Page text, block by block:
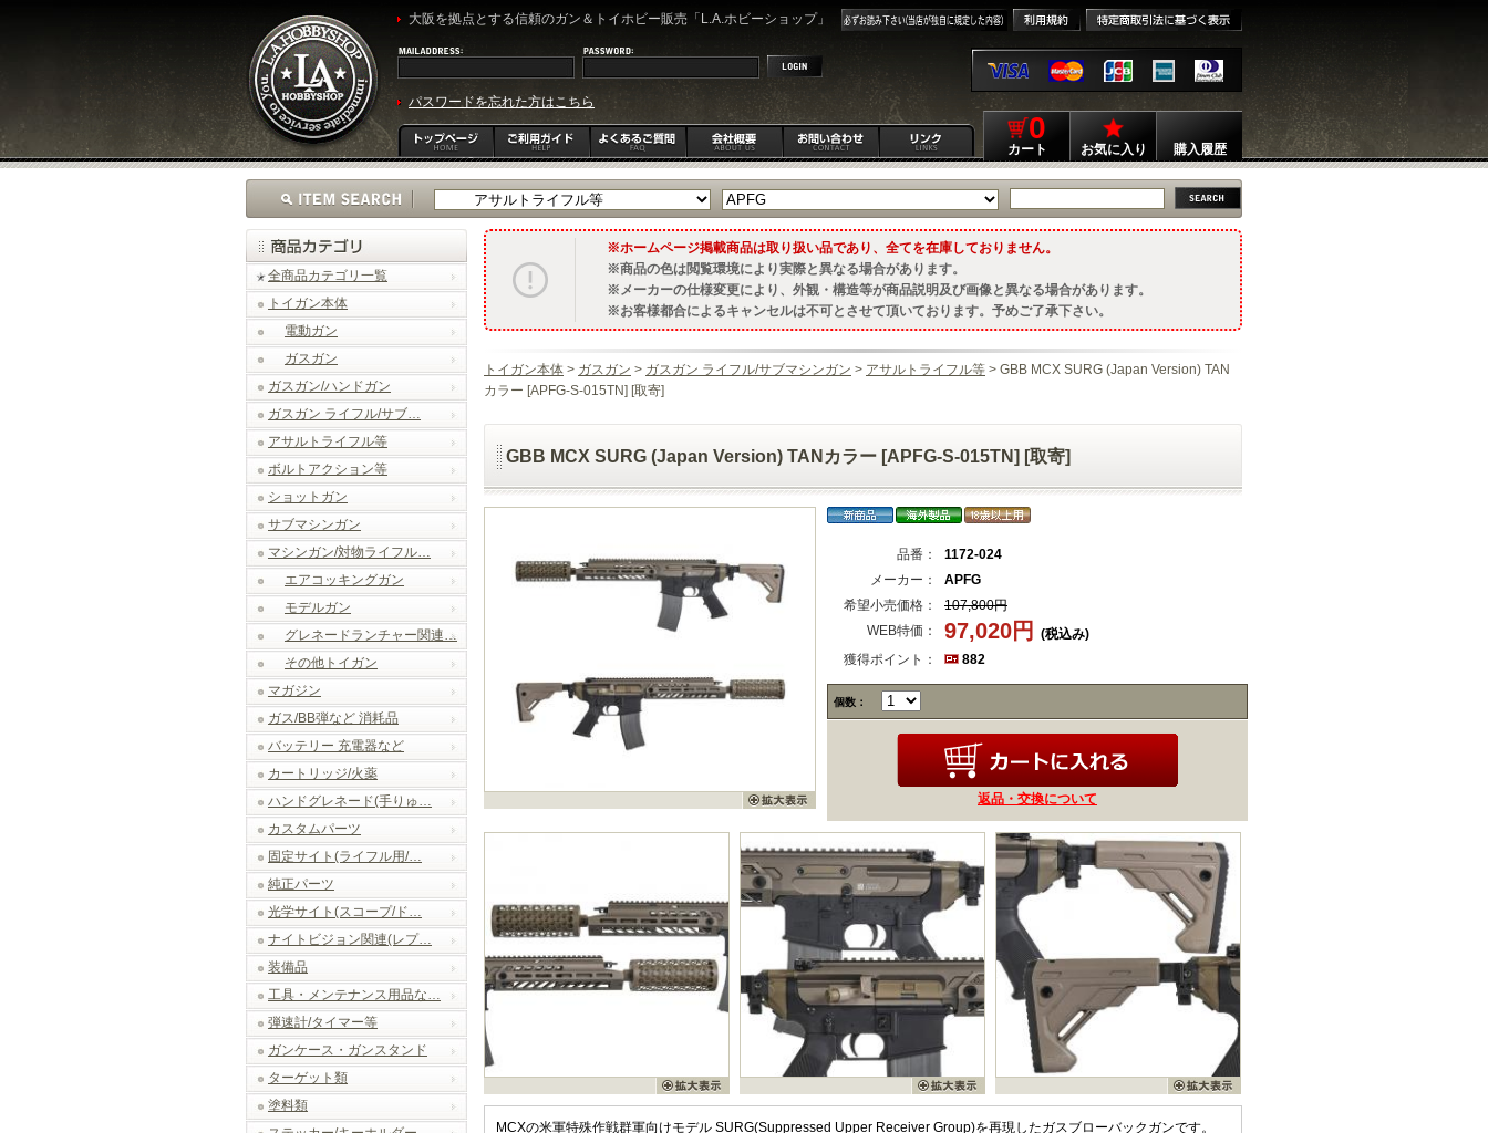
大阪を拠点とする信頼のガン＆トイホビー販売「L.A.ホビーショップ」
パスワードを忘れた方はこちら
0
カート お気に入り 購入履歴
全商品カテゴリ一覧
トイガン本体
電動ガン
ガスガン
ガスガン/ハンドガン
ガスガン ライフル/サブ…
アサルトライフル等
ボルトアクション等
ショットガン
サブマシンガン
マシンガン/対物ライフル…
エアコッキングガン
モデルガン
グレネードランチャー関連…
その他トイガン
マガジン
ガス/BB弾など 消耗品
バッテリー 充電器など
カートリッジ/火薬
ハンドグレネード(手りゅ…
カスタムパーツ
固定サイト(ライフル用/…
純正パーツ
光学サイト(スコープ/ド…
ナイトビジョン関連(レプ…
装備品
工具・メンテナンス用品な…
弾速計/タイマー等
ガンケース・ガンスタンド
ターゲット類
塗料類
ホームページ掲載商品は取り扱い品であり、全てを在庫しておりません。
商品の色は閲覧環境により実際と異なる場合があります。
メーカーの仕様変更により、外観・構造等が商品説明及び画像と異なる場合があります。
お客様都合によるキャンセルは不可とさせて頂いております。予めご了承下さい。
トイガン本体 > ガスガン > ガスガン ライフル/サブマシンガン > アサルトライフル等 > GBB MCX SURG (Japan Version) TAN
カラー [APFG-S-015TN] [取寄]
GBB MCX SURG (Japan Version) TANカラー [APFG-S-015TN] [取寄]
品番：
1172-024
メーカー：
APFG
希望小売価格：
107,800円
WEB特価：
97,020円
(税込み)
獲得ポイント：
882
個数：
返品・交換について
MCXの米軍特殊作戦群軍向けモデル SURG(Suppressed Upper Receiver Group)を再現したガスブローバックガンです。